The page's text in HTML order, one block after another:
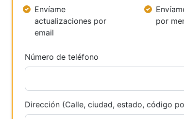
Envíame
actualizaciones por
email
por
Número de teléfono
Dirección (Calle, ciudad, estado, código